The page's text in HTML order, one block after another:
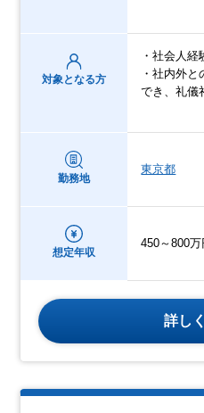
対象となる方
・社会人経
・社内外
でき、礼儀
勤務地
東京都
想定年収
450～800万
詳し